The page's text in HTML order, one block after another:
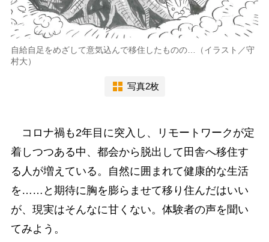
自給自足をめざして意気込んで移住したものの…（イラスト／守
村大）
写真2枚
コロナ禍も2年目に突入し、リモートワークが定
着しつつある中、都会から脱出して田舎へ移住す
る人が増えている。自然に囲まれて健康的な生活
を……と期待に胸を膨らませて移り住んだはいい
が、現実はそんなに甘くない。体験者の声を聞い
てみよう。